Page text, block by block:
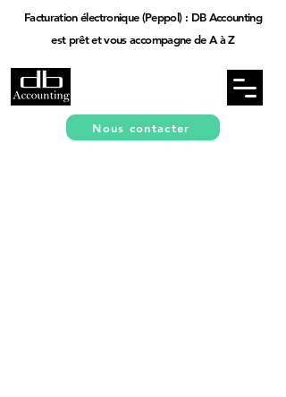
Nous contacter
Facturation électronique (Peppol) : DB Accounting
est prêt et vous accompagne de A à Z